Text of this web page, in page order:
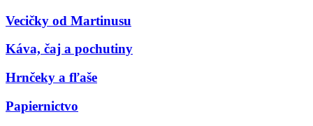
Vecičky od Martinusu
Káva, čaj a pochutiny
Hrnčeky a fľaše
Papiernictvo